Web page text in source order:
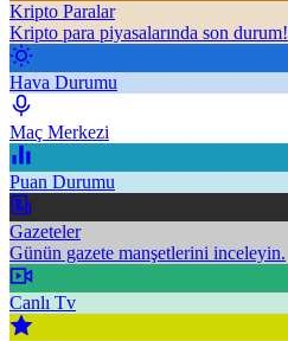
Kripto Paralar
Kripto para piyasalarında son durum!
Hava Durumu
Maç Merkezi
Puan Durumu
Gazeteler
Günün gazete manşetlerini inceleyin.
Canlı Tv